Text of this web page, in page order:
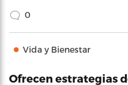
0
Vida y Bienestar
Ofrecen estrategias